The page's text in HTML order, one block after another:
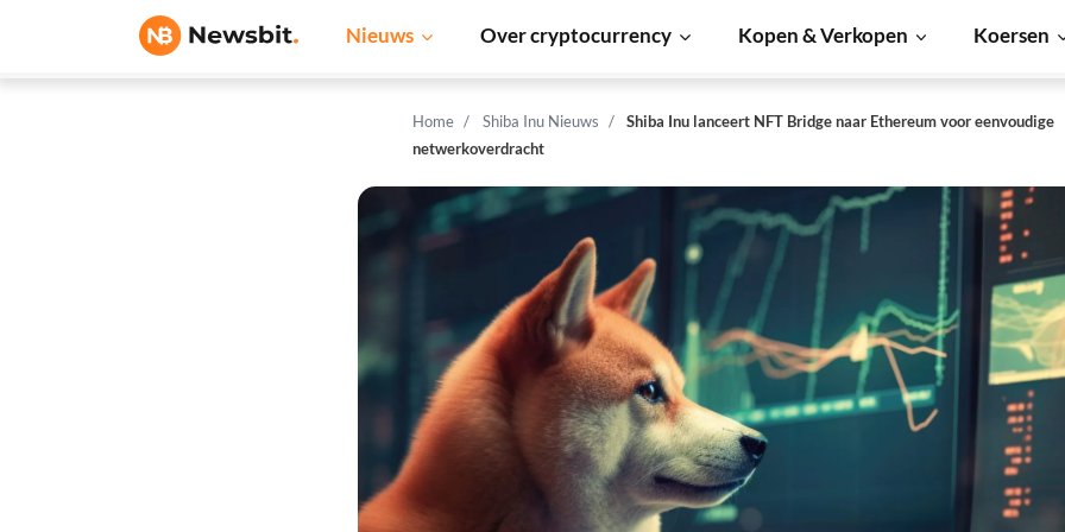
Nieuws Over cryptocurrency Kopen & Verkopen Koersen
Home Shiba Inu Nieuws
Shiba Inu lanceert NFT Bridge naar Ethereum voor eenvoudige
netwerkoverdracht